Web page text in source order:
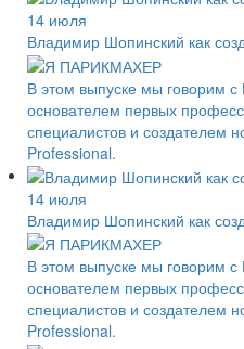
14 июля
Владимир Шопинский как
В этом выпуске мы говорим
основателем первых
специалистов и создателем
Professional.
14 июля
Владимир Шопинский как
В этом выпуске мы говорим
основателем первых
специалистов и создателем
Professional.